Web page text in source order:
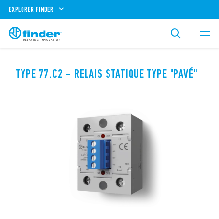
EXPLORER FINDER
TYPE 77.C2 – RELAIS STATIQUE TYPE "PAVÉ"